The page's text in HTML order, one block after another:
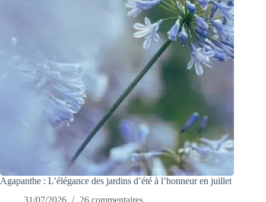
Agapanthe : L’élégance des jardins d’été à l’honneur en juillet